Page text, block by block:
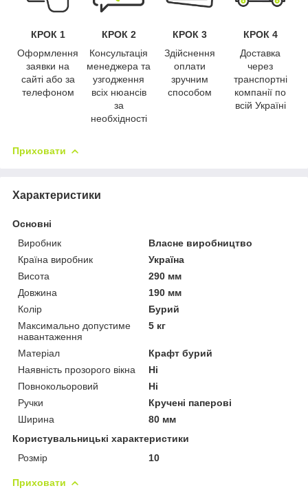
КРОК 1
Оформлення
заявки на
сайті або за
телефоном
КРОК 2
Консультація
менеджера та
узгодження
всіх нюансів
за
необхідності
КРОК 3
Здійснення
оплати
зручним
способом
КРОК 4
Доставка
через
транспортні
компанії по
всій Україні
Приховати
Характеристики
Основні
Виробник
Власне виробництво
Країна виробник
Україна
Висота
290 мм
Довжина
190 мм
Колір
Бурий
Максимально допустиме
навантаження
5 кг
Матеріал
Крафт бурий
Наявність прозорого вікна
Ні
Повнокольоровий
Ні
Ручки
Кручені паперові
Ширина
80 мм
Користувальницькі характеристики
Розмір
10
Приховати